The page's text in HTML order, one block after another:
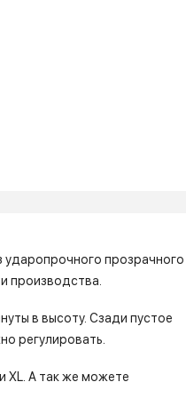
ударопрочного прозрачного
производства.
в высоту. Сзади пустое
регулировать.
XL. А так же можете